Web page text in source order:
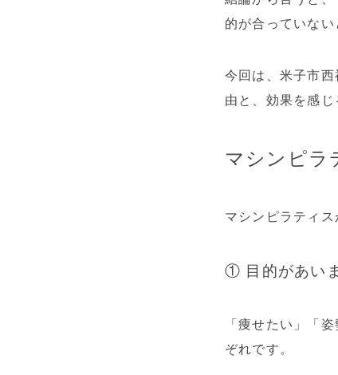
的が合っていない
今回は、米子市西
由と、効果を感
マシンピラ
マシンピラティ
① 目的があい
「痩せたい」「
ぞれです。